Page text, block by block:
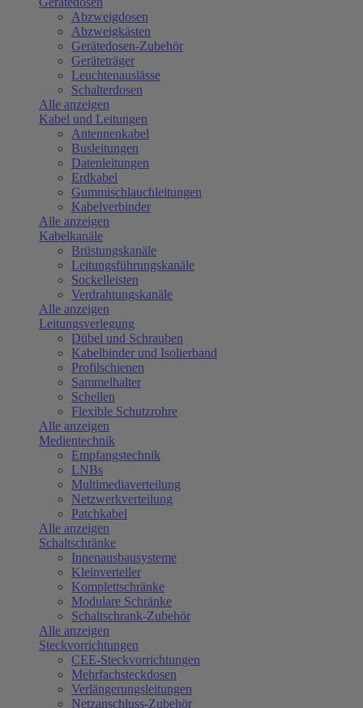
Abzweigdosen
Abzweigkästen
Gerätedosen-Zubehör
Geräteträger
Leuchtenauslässe
Schalterdosen
Alle anzeigen
Kabel und Leitungen
Antennenkabel
Busleitungen
Datenleitungen
Erdkabel
Gummischlauchleitungen
Kabelverbinder
Alle anzeigen
Kabelkanäle
Brüstungskanäle
Leitungsführungskanäle
Sockelleisten
Verdrahtungskanäle
Alle anzeigen
Leitungsverlegung
Dübel und Schrauben
Kabelbinder und Isolierband
Profilschienen
Sammelhalter
Schellen
Flexible Schutzrohre
Alle anzeigen
Medientechnik
Empfangstechnik
LNBs
Multimediaverteilung
Netzwerkverteilung
Patchkabel
Alle anzeigen
Schaltschränke
Innenausbausysteme
Kleinverteiler
Komplettschränke
Modulare Schränke
Schaltschrank-Zubehör
Alle anzeigen
Steckvorrichtungen
CEE-Steckvorrichtungen
Mehrfachsteckdosen
Verlängerungsleitungen
Netzanschluss-Zubehör